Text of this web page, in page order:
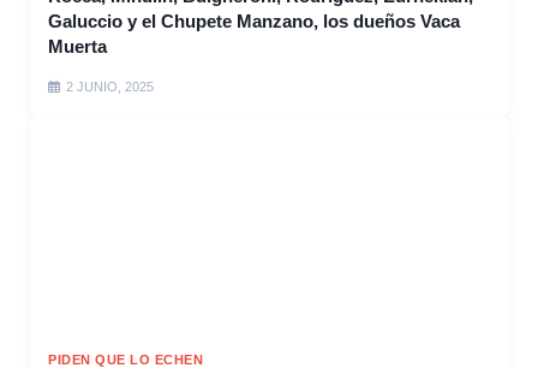
Galuccio y el Chupete Manzano, los dueños Vaca
Muerta
2 JUNIO, 2025
PIDEN QUE LO ECHEN